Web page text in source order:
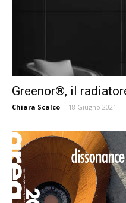
Greenor®, il
Chiara Scalco - 18 Giugno 2021